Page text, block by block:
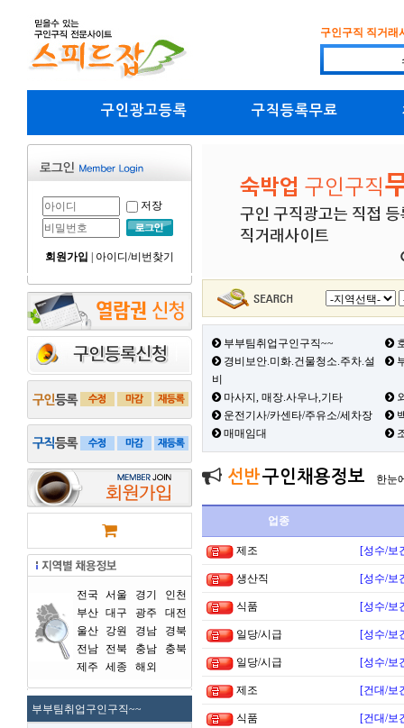
구인구직 직거래
구인광고등록 구직등록무료
저장
회원가입 아이디/비번찾기
전국 서울 경기
인천
부산 대구 광주
대전
울산
강원 경남
경북
전남
전북 충남
충북
제주
세종 해외
부부팀취업구인구직~~
부부팀취업구인구직~~
경비보안.미화.건물청소.주차.설
비
마사지, 매장.사우나,기타
운전기사/카센타/주유소/세차장
매매임대
선반구인채용정보 한눈
업종
제조 [성수/보
생산직 [성수/보
식품 [성수/보
일당/시급 [성수/보
일당/시급 [성수/보
제조 [건대/보
식품 [건대/보